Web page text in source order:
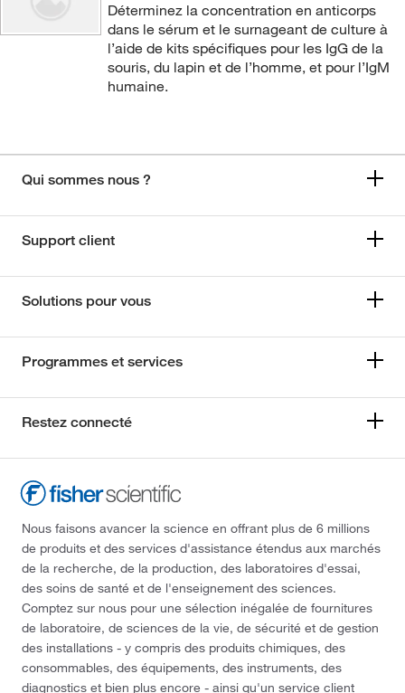
Déterminez la concentration en anticorps
dans le sérum et le surnageant de culture à
l’aide de kits spécifiques pour les IgG de la
souris, du lapin et de l’homme, et pour l’IgM
humaine.
Qui sommes nous ?
Support client
Solutions pour vous
Programmes et services
Restez connecté
Nous faisons avancer la science en offrant plus de 6 millions
de produits et des services d'assistance étendus aux marchés
de la recherche, de la production, des laboratoires d'essai,
des soins de santé et de l'enseignement des sciences.
Comptez sur nous pour une sélection inégalée de fournitures
de laboratoire, de sciences de la vie, de sécurité et de gestion
des installations - y compris des produits chimiques, des
consommables, des équipements, des instruments, des
diagnostics et bien plus encore - ainsi qu'un service client